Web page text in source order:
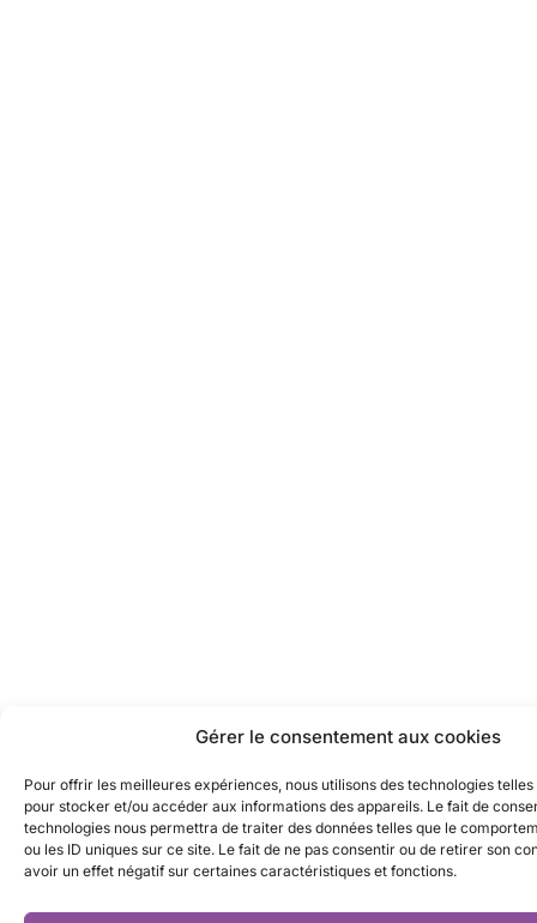
Gérer le consentement aux cookies
Pour offrir les meilleures expériences, nous utilisons des technologies
pour stocker et/ou accéder aux informations des appareils. Le fait de
technologies nous permettra de traiter des données telles que le
ou les ID uniques sur ce site. Le fait de ne pas consentir ou de retirer son
avoir un effet négatif sur certaines caractéristiques et fonctions.